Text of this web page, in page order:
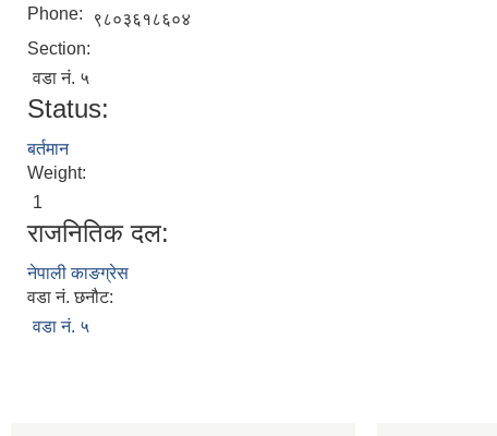
Phone:
९८०३६१८६०४
Section:
वडा नं. ५
Status:
बर्तमान
Weight:
1
राजनितिक दल:
नेपाली काङग्रेस
वडा नं. छनौट:
वडा नं. ५